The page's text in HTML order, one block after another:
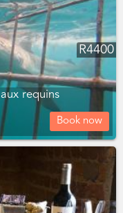
R4400
requins
Book now